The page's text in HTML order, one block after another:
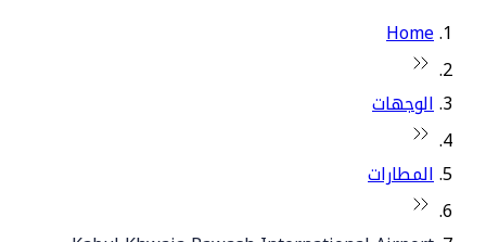
Home
الوجهات
المطارات